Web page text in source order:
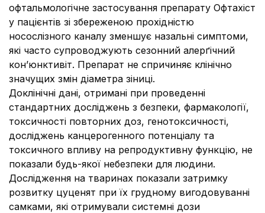
офтальмологічне застосування препарату Офтахіст
у пацієнтів зі збереженою прохідністю
носослізного каналу зменшує назальні симптоми,
які часто супроводжують сезонний алерґічний
кон’юнктивіт. Препарат не спричиняє клінічно
значущих змін діаметра зіниці.
Доклінічні дані, отримані при проведенні
стандартних досліджень з безпеки, фармакології,
токсичності повторних доз, генотоксичності,
досліджень канцерогенного потенціалу та
токсичного впливу на репродуктивну функцію, не
показали будь-якої небезпеки для людини.
Дослідження на тваринах показали затримку
розвитку цуценят при їх грудному вигодовуванні
самками, які отримували системні дози